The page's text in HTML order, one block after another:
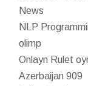
News
NLP
olimp
Onlayn Rulet
Azerbaijan 909